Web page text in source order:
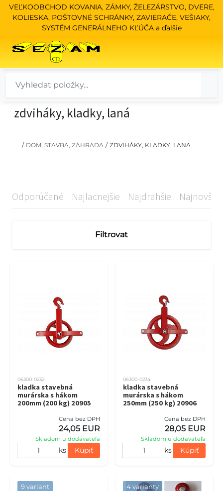
VEĽKOOBCHOD KOVANIA, ZÁMKY, ŽELEZÁRSTVO, DVERE,
KOLIESKA, POŠTOVNÉ SCHRÁNKY, ZAVIERAČE, VEŠIAKY,
SYSTÉM GENERÁLNEHO KĽÚČA a ďalšie
zdviháky, kladky, laná
/ DOM, STAVBA, ZÁHRADA / ZDVIHÁKY, KLADKY, LANA
Odporúčané Najlacnejšie Najdrahšie Najnovšie
Filtrovat
06300-0232
kladka stavebná
murárska s hákom
200mm (200 kg) 20905
Cena bez DPH
24,05 EUR
Skladom u dodávateľa
ks Kúpiť
06300-0234
kladka stavebná
murárska s hákom
250mm (250 kg) 20906
Cena bez DPH
28,05 EUR
Skladom u dodávateľa
ks Kúpiť
9 variant 4 varianty